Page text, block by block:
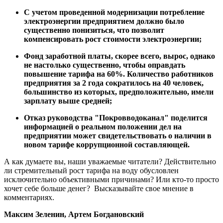
С учетом проведенной модернизации потребление
электроэнергии предприятием должно было
существенно понизиться, что позволит
компенсировать рост стоимости электроэнергии;
Фонд заработной платы, скорее всего, вырос, однако
не настолько существенно, чтобы оправдать
повышение тарифа на 60%. Количество работников
предприятия за 2 года сократилось на 40 человек,
большинство из которых, предположительно, имели
зарплату выше средней;
Отказ руководства "Покровводоканал" поделится
информацией о реальном положении дел на
предприятии может свидетельствовать о наличии в
новом тарифе коррупционной составляющей.
А как думаете вы, наши уважаемые читатели? Действительно
ли стремительный рост тарифа на воду обусловлен
исключительно объективными причинами? Или кто-то просто
хочет себе больше денег? Высказывайте свое мнение в
комментариях.
Максим Зеленин, Артем Богдановский